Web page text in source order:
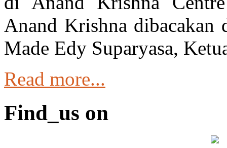
Anand Krishna dibacakan
Made Edy Suparyasa,
Read more...
Find_us on